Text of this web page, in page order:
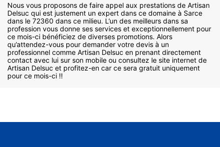
Nous vous proposons de faire appel aux prestations de Artisan
Delsuc qui est justement un expert dans ce domaine à Sarce
dans le 72360 dans ce milieu. L’un des meilleurs dans sa
profession vous donne ses services et exceptionnellement pour
ce mois-ci bénéficiez de diverses promotions. Alors
qu’attendez-vous pour demander votre devis à un
professionnel comme Artisan Delsuc en prenant directement
contact avec lui sur son mobile ou consultez le site internet de
Artisan Delsuc et profitez-en car ce sera gratuit uniquement
pour ce mois-ci !!